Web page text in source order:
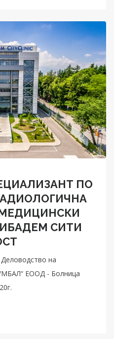
ПО
СИТИ
на
ЕООД - Болница